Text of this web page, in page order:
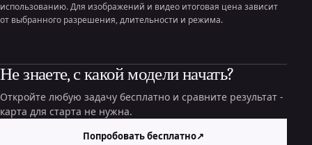
использованию. Для изображений и видео итоговая цена зависит
от выбранного разрешения, длительности и режима.
Не знаете, с какой модели начать?
Откройте любую задачу бесплатно и сравните результат -
карта для старта не нужна.
Попробовать бесплатно↗